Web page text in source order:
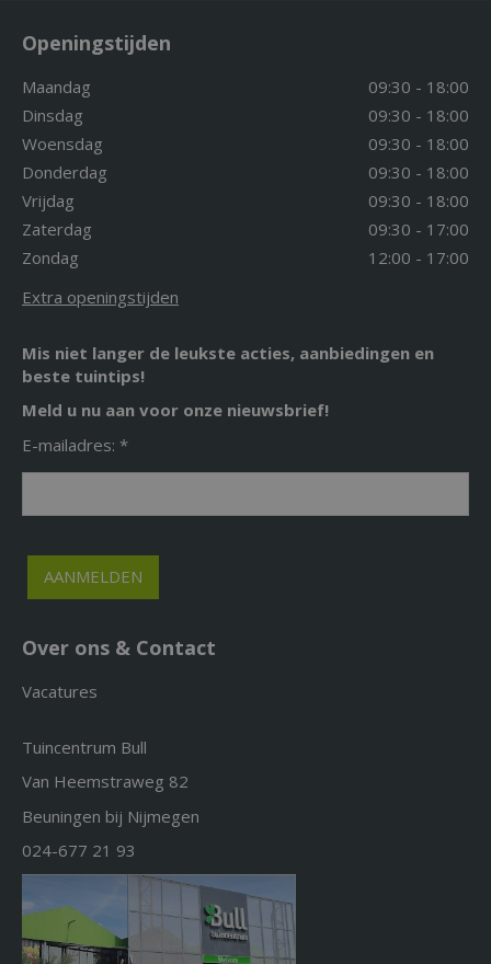
Openingstijden
Maandag
09:30 - 18:00
Dinsdag
09:30 - 18:00
Woensdag
09:30 - 18:00
Donderdag
09:30 - 18:00
Vrijdag
09:30 - 18:00
Zaterdag
09:30 - 17:00
Zondag
12:00 - 17:00
Extra openingstijden
Mis niet langer de leukste acties, aanbiedingen en
beste tuintips!
Meld u nu aan voor onze nieuwsbrief!
E-mailadres: *
Over ons & Contact
Vacatures
Tuincentrum Bull
Van Heemstraweg 82
Beuningen bij Nijmegen
024-677 21 93